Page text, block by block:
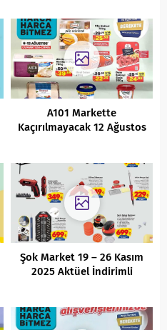
A101 Markette
Kaçırılmayacak 12 Ağustos
Şok Market 19 – 26 Kasım
2025 Aktüel İndirimli